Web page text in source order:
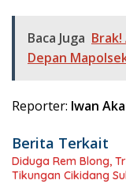
Baca Juga
Depan
Reporter: Iwan
Berita Terkait
Diduga Rem Blong,
Tikungan Cikidang